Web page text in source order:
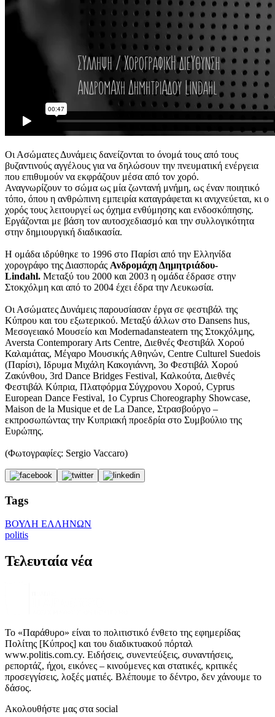
Οι Ασώματες Δυνάμεις δανείζονται το όνομά τους από τους
βυζαντινούς αγγέλους για να δηλώσουν την πνευματική ενέργεια
που επιθυμούν να εκφράζουν μέσα από τον χορό.
Αναγνωρίζουν το σώμα ως μία ζωντανή μνήμη, ως έναν ποιητικό
τόπο, όπου η ανθρώπινη εμπειρία καταγράφεται κι ανιχνεύεται, κι ο
χορός τους λειτουργεί ως όχημα ενθύμησης και ενδοσκόπησης.
Εργάζονται με βάση τον αυτοσχεδιασμό και την συλλογικότητα
στην δημιουργική διαδικασία.
Η ομάδα ιδρύθηκε το 1996 στο Παρίσι από την Ελληνίδα
χορογράφο της Διασποράς Ανδρομάχη Δημητριάδου-
Lindahl. Μεταξύ του 2000 και 2003 η ομάδα έδρασε στην
Στοκχόλμη και από το 2004 έχει έδρα την Λευκωσία.
Οι Ασώματες Δυνάμεις παρουσίασαν έργα σε φεστιβάλ της
Κύπρου και του εξωτερικού. Μεταξύ άλλων στο Dansens hus,
Μεσογειακό Μουσείο και Modernadansteatern της Στοκχόλμης,
Aversta Contemporary Arts Centre, Διεθνές Φεστιβάλ Χορού
Καλαμάτας, Μέγαρο Μουσικής Αθηνών, Centre Culturel Suedois
(Παρίσι), Ιδρυμα Μιχάλη Κακογιάννη, 3ο Φεστιβάλ Χορού
Ζακύνθου, 3rd Dance Bridges Festival, Καλκούτα, Διεθνές
Φεστιβάλ Κύπρια, Πλατφόρμα Σύγχρονου Χορού, Cyprus
European Dance Festival, 1o Cyprus Choreography Showcase,
Maison de la Musique et de La Dance, Στρασβούργο –
εκπροσωπώντας την Κυπριακή προεδρία στο Συμβούλιο της
Ευρώπης.
(Φωτογραφίες: Sergio Vaccaro)
Tags
ΒΟΥΛΗ ΕΛΛΗΝΩΝ
politis
Τελευταία νέα
Το «Παράθυρο» είναι το πολιτιστικό ένθετο της εφημερίδας
Πολίτης [Κύπρος] και του διαδικτυακού πόρταλ
www.politis.com.cy. Ειδήσεις, συνεντεύξεις, συναντήσεις,
ρεπορτάζ, ήχοι, εικόνες – κινούμενες και στατικές, κριτικές
προσεγγίσεις, λοξές ματιές. Βλέπουμε το δέντρο, δεν χάνουμε το
δάσος.
Ακολουθήστε μας στα social